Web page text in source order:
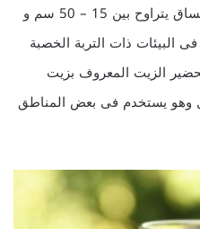
الى أجزاء صغيرة متطاولة طول الساق يتراوح بين 15 – 50 سم و
البيئات ذات التربة الخصبة
الزيت المعروف بزيت
وهو يستخدم فى بعض المناطق